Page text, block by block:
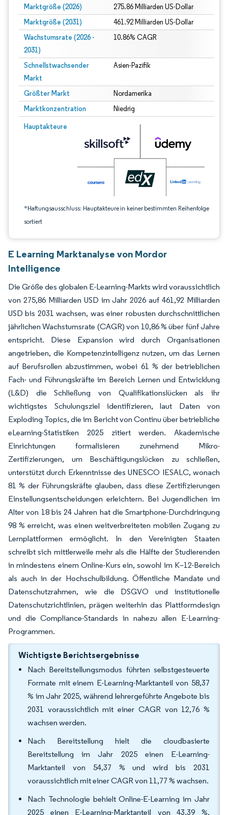
Marktgröße (2026) 275.86 Milliarden US-Dollar
Marktgröße (2031) 461.92 Milliarden US-Dollar
Wachstumsrate (2026 -
2031)
10.86% CAGR
Schnellstwachsender
Markt
Asien-Pazifik
Größter Markt Nordamerika
Marktkonzentration Niedrig
Hauptakteure
*Haftungsausschluss: Hauptakteure in keiner bestimmten Reihenfolge
sortiert
Bild © Mordor Intelligence. Wiederverwendung erfordert Namensnennung
E Learning Marktanalyse von Mordor
Intelligence
Die Größe des globalen E-Learning-Markts wird voraussichtlich
von 275,86 Milliarden USD im Jahr 2026 auf 461,92 Milliarden
USD bis 2031 wachsen, was einer robusten durchschnittlichen
jährlichen Wachstumsrate (CAGR) von 10,86 % über fünf Jahre
entspricht. Diese Expansion wird durch Organisationen
angetrieben, die Kompetenzintelligenz nutzen, um das Lernen
auf Berufsrollen abzustimmen, wobei 61 % der betrieblichen
Fach- und Führungskräfte im Bereich Lernen und Entwicklung
(L&D) die Schließung von Qualifikationslücken als ihr
wichtigstes Schulungsziel identifizieren, laut Daten von
Exploding Topics, die im Bericht von Continu über betriebliche
eLearning-Statistiken 2025 zitiert werden. Akademische
Einrichtungen formalisieren zunehmend Mikro-
Zertifizierungen, um Beschäftigungslücken zu schließen,
unterstützt durch Erkenntnisse des UNESCO IESALC, wonach
81 % der Führungskräfte glauben, dass diese Zertifizierungen
Einstellungsentscheidungen erleichtern. Bei Jugendlichen im
Alter von 18 bis 24 Jahren hat die Smartphone-Durchdringung
98 % erreicht, was einen weitverbreiteten mobilen Zugang zu
Lernplattformen ermöglicht. In den Vereinigten Staaten
schreibt sich mittlerweile mehr als die Hälfte der Studierenden
in mindestens einem Online-Kurs ein, sowohl im K–12-Bereich
als auch in der Hochschulbildung. Öffentliche Mandate und
Datenschutzrahmen, wie die DSGVO und institutionelle
Datenschutzrichtlinien, prägen weiterhin das Plattformdesign
und die Compliance-Standards in nahezu allen E-Learning-
Programmen.
Wichtigste Berichtsergebnisse
Nach Bereitstellungsmodus führten selbstgesteuerte
Formate mit einem E-Learning-Marktanteil von 58,37
% im Jahr 2025, während lehrergeführte Angebote bis
2031 voraussichtlich mit einer CAGR von 12,76 %
wachsen werden.
Nach Bereitstellung hielt die cloudbasierte
Bereitstellung im Jahr 2025 einen E-Learning-
Marktanteil von 54,37 % und wird bis 2031
voraussichtlich mit einer CAGR von 11,77 % wachsen.
Nach Technologie behielt Online-E-Learning im Jahr
2025 einen E-Learning-Marktanteil von 43,39 %,